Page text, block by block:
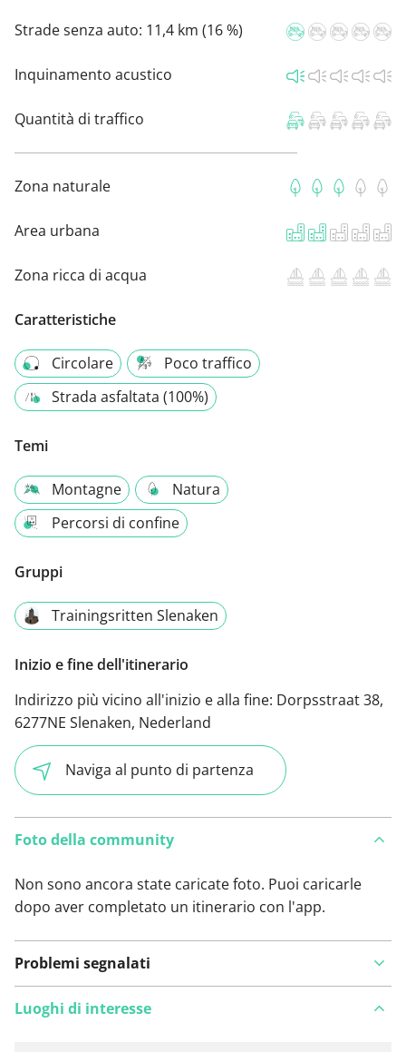
Strade senza auto: 11,4 km (16 %)
Inquinamento acustico
Quantità di traffico
Zona naturale
Area urbana
Zona ricca di acqua
Caratteristiche
Circolare
Poco traffico
Strada asfaltata (100%)
Temi
Montagne
Natura
Percorsi di confine
Gruppi
Trainingsritten Slenaken
Inizio e fine dell'itinerario
Indirizzo più vicino all'inizio e alla fine: Dorpsstraat 38,
6277NE Slenaken, Nederland
Naviga al punto di partenza
Foto della community
Non sono ancora state caricate foto. Puoi caricarle
dopo aver completato un itinerario con l'app.
Problemi segnalati
Luoghi di interesse